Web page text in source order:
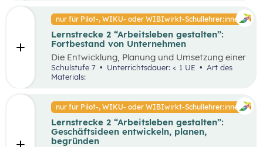
organisatorischer Ebene. Um als Unternehmen
am Markt überleben und erfolgreich zu sein,
benötigt es Entrepreneur:innen und
Intrapreneur:innen, die über bestimmte
Eigenschaften verfügen. Diese spielen eine
große Rolle in unserer Gesellschaft, indem sie
Arbeitsplätze schaffen, Innovationen
voranbringen und das wirtschaftliche
widmet sich insbesondere den Eigenschaften
von Entrepreneur:innen und
Intrapreneur:innen.
nur für Pilot-, WIKU- oder WIBIwirkt-Schullehrer:innen
Lernstrecke 2 “Arbeitsleben gestalten”:
Fortbestand von Unternehmen
Die Entwicklung, Planung und Umsetzung einer
guten Geschäftsidee ist lediglich der Anfang
eines erfolgreichen Unternehmens. Die
Faktoren ab. Demzufolge wird in diesem
Unterrichtsszenario auf entscheidende
Kriterien für das langfristige Bestehen von
Unternehmen näher eingegangen.
Schulstufe 7 Unterrichtsdauer: < 1 UE
Materials:
nur für Pilot-, WIKU- oder WIBIwirkt-Schullehrer:innen
Lernstrecke 2 “Arbeitsleben gestalten”:
Geschäftsideen entwickeln, planen,
begründen